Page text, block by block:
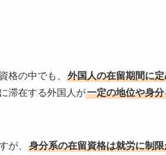
格の中でも、 外国人の在留期間に
滞在する外国人が一定の地位や身
が、 身分系の在留資格は就労に制